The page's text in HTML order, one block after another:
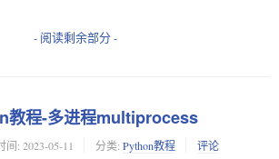
- 阅读剩余部分 -
教程-多进程multiprocess
间: 2023-05-11 分类: Python教程 评论